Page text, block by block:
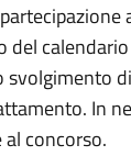
In
concorso.